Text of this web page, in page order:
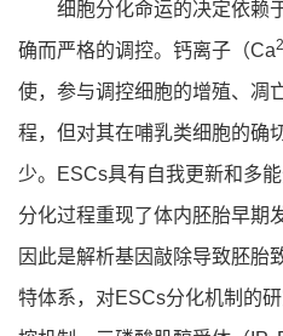
细胞分化命运的决定依赖
确而严格的调控。钙离子（Ca
使，参与调控细胞的增殖、凋
程，但对其在哺乳类细胞的确
少。ESCs具有自我更新和多
分化过程重现了体内胚胎早期
因此是解析基因敲除导致胚胎
特体系，对ESCs分化机制的